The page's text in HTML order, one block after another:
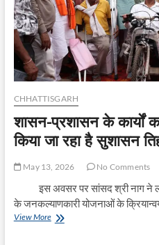
सचिव
श्री
बोरा
CHHATTISGARH
शासन-प्रशासन के कार्यों
किया जा रहा है सुशासन
May 13, 2026 No Comments
इस अवसर पर सांसद श्री नाग ने
के जनकल्याणकारी योजनाओं के
View Moreशासन-